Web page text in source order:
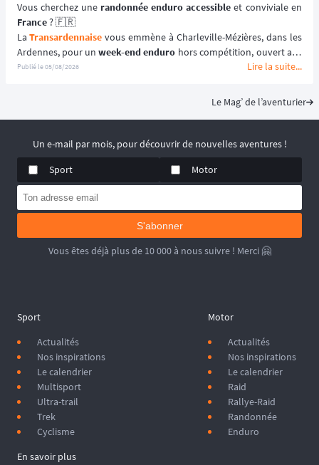
Vous cherchez une randonnée enduro accessible
France ? 🇫🇷
La Transardennaise vous emmène à Charleville-Mézières, dans les
Ardennes, pour un week-end enduro hors compétition, ouvert aux
motos enduro, trail et trial dès 125 cm³. 🏍️
aventure moto mise sur
📆 Prochaines dates : du 19 au 20 Septembre 2026.
Publié le05/08/2026 Lire la suite...
Le Mag’ de l’aventurier
Un e-mail par mois, pour découvrir de nouvelles aventures !
Sport
Motor
S'abonner
Vous êtes déjà plus de 10 000 à nous suivre ! Merci 🤗
Sport
Actualités
Nos inspirations
Le calendrier
Multisport
Ultra-trail
Trek
Cyclisme
Motor
Actualités
Nos inspirations
Le calendrier
Raid
Rallye-Raid
Randonnée
Enduro
En savoir plus